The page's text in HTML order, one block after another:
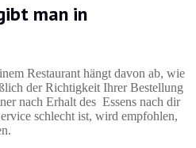
man in
Restaurant hängt davon ab, wie
der Richtigkeit Ihrer Bestellung
nach Erhalt des Essens nach dir
schlecht ist, wird empfohlen,